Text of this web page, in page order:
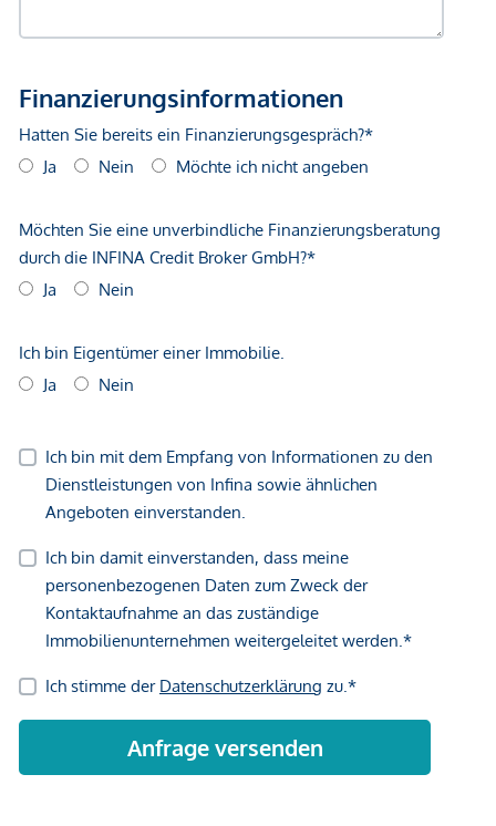
Immobilienunternehmen angeboten. Allfällige aus dem
gegenüber dem anbietenden Immobilienunternehmen
geltend zu machen. Wir weisen Sie darauf hin, dass die
gemachten Angaben und Informationen lediglich
unverbindliche Vorabinformationen sind und daher ohne